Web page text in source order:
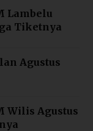
Lambelu
Tiketnya
Agustus
Wilis Agustus